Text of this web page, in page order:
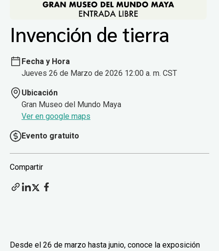
Invención de tierra
Fecha y Hora
Jueves 26 de Marzo de 2026 12:00 a. m. CST
Ubicación
Gran Museo del Mundo Maya
Ver en google maps
Evento gratuito
Compartir
Desde el 26 de marzo hasta junio, conoce la exposición